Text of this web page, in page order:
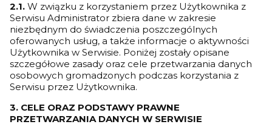
2.1. W związku z korzystaniem przez Użytkownika z
Serwisu Administrator zbiera dane w zakresie
niezbędnym do świadczenia poszczególnych
oferowanych usług, a także informacje o aktywności
Użytkownika w Serwisie. Poniżej zostały opisane
szczegółowe zasady oraz cele przetwarzania danych
osobowych gromadzonych podczas korzystania z
Serwisu przez Użytkownika.
3. CELE ORAZ PODSTAWY PRAWNE
PRZETWARZANIA DANYCH W SERWISIE